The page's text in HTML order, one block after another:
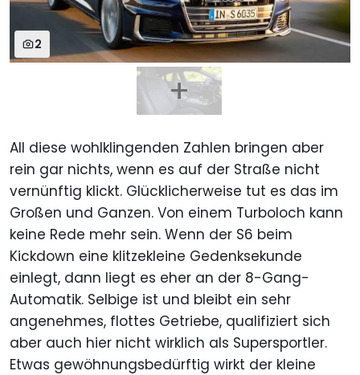
2
All diese wohlklingenden Zahlen bringen aber
rein gar nichts, wenn es auf der Straße nicht
vernünftig klickt. Glücklicherweise tut es das im
Großen und Ganzen. Von einem Turboloch kann
keine Rede mehr sein. Wenn der S6 beim
Kickdown eine klitzekleine Gedenksekunde
einlegt, dann liegt es eher an der 8-Gang-
Automatik. Selbige ist und bleibt ein sehr
angenehmes, flottes Getriebe, qualifiziert sich
aber auch hier nicht wirklich als Supersportler.
Etwas gewöhnungsbedürftig wirkt der kleine